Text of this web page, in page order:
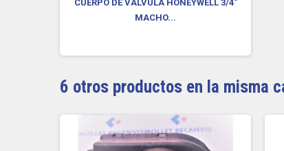
CUERPO DE VALVULA HONEYWELL 3/4"
MACHO...
6 otros productos en la misma